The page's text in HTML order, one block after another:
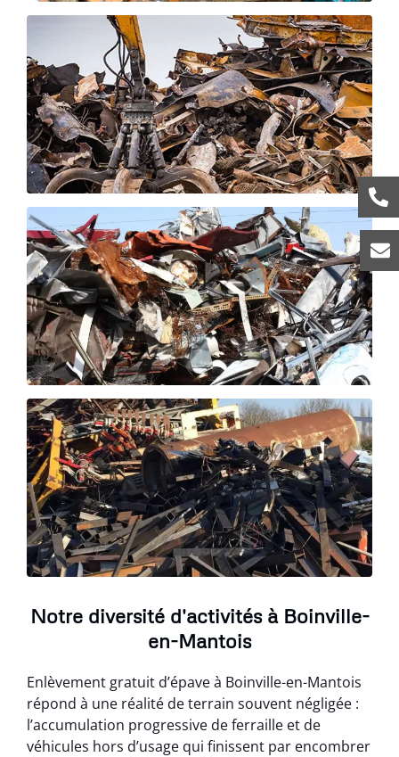
Notre diversité d'activités à Boinville-
en-Mantois
Enlèvement gratuit d’épave à Boinville-en-Mantois
répond à une réalité de terrain souvent négligée :
l’accumulation progressive de ferraille et de
véhicules hors d’usage qui finissent par encombrer